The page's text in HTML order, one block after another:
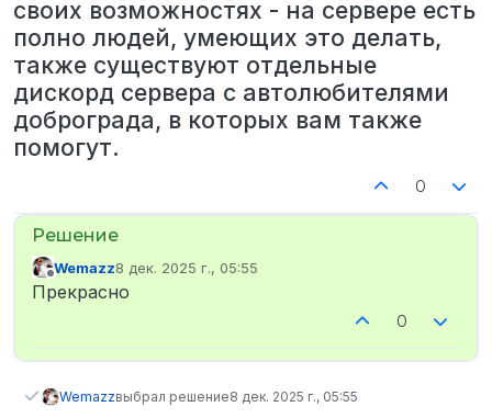
своих возможностях - на сервере есть
полно людей, умеющих это делать,
также существуют отдельные
дискорд сервера с автолюбителями
доброграда, в которых вам также
помогут.
0
Не в сети
Wemazz8 дек. 2025 г., 05:55
отредактировано
Прекрасно
0
Wemazzвыбрал решение8 дек. 2025 г., 05:55